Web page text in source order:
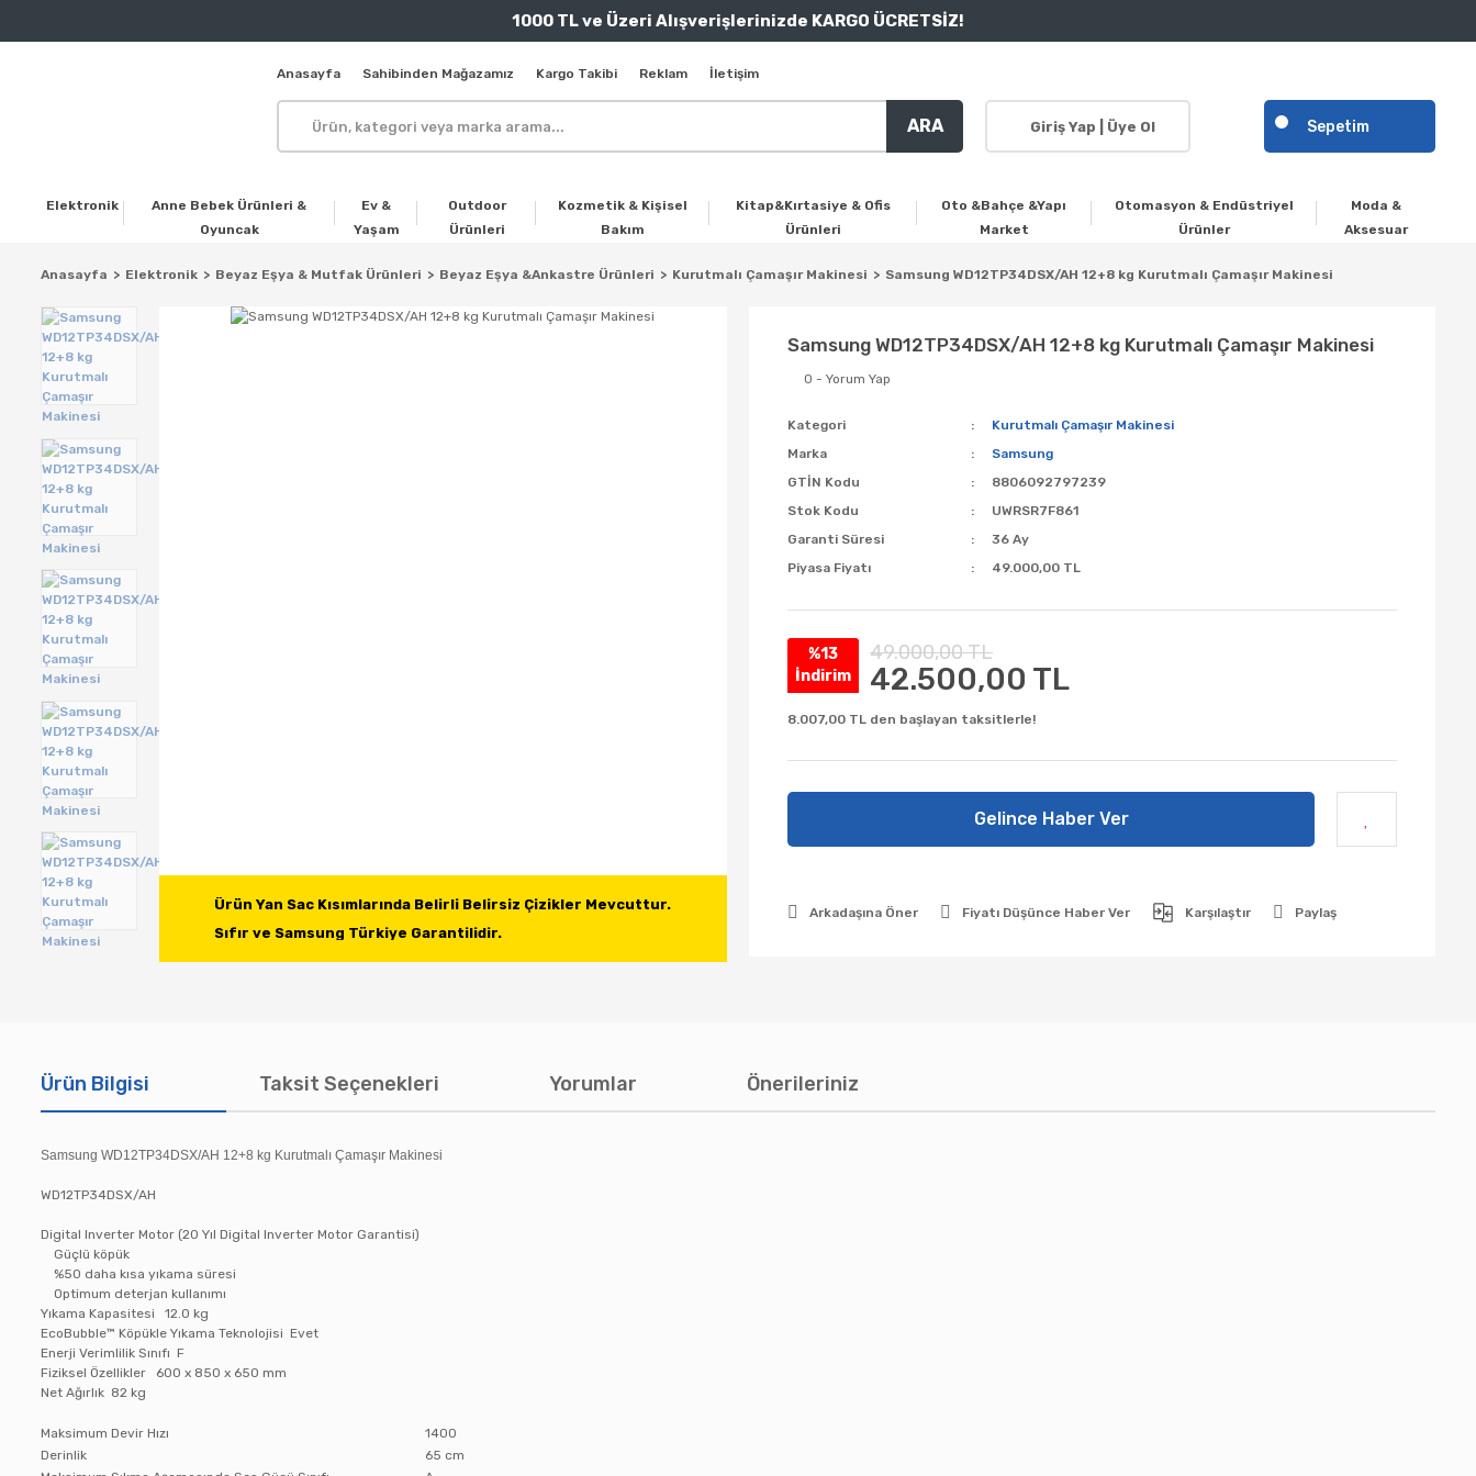
1000 TL ve Üzeri Alışverişlerinizde KARGO ÜCRETSİZ!
Anasayfa Sahibinden Mağazamız Kargo Takibi Reklam İletişim
ARA Giriş Yap | Üye Ol Sepetim
Elektronik
Anne Bebek Ürünleri &
Oyuncak
Ev &
Yaşam
Outdoor
Ürünleri
Kozmetik & Kişisel
Bakım
Kitap&Kırtasiye & Ofis
Ürünleri
Oto &Bahçe &Yapı
Market
Otomasyon & Endüstriyel
Ürünler
Moda &
Aksesuar
Anasayfa Elektronik Beyaz Eşya & Mutfak Ürünleri Beyaz Eşya &Ankastre Ürünleri Kurutmalı Çamaşır Makinesi Samsung WD12TP34DSX/AH 12+8 kg Kurutmalı Çamaşır Makinesi
Ürün Yan Sac Kısımlarında Belirli Belirsiz Çizikler Mevcuttur.
Sıfır ve Samsung Türkiye Garantilidir.
Samsung WD12TP34DSX/AH 12+8 kg Kurutmalı Çamaşır Makinesi
0 - Yorum Yap
Kategori
Kurutmalı Çamaşır Makinesi
Marka
Samsung
GTİN Kodu
8806092797239
Stok Kodu
UWRSR7F861
Garanti Süresi
36 Ay
Piyasa Fiyatı
49.000,00 TL
%13
İndirim
49.000,00 TL
42.500,00 TL
8.007,00 TL den başlayan taksitlerle!
Gelince Haber Ver
Arkadaşına Öner Fiyatı Düşünce Haber Ver Karşılaştır Paylaş
Ürün Bilgisi Taksit Seçenekleri Yorumlar Önerileriniz
Samsung WD12TP34DSX/AH 12+8 kg Kurutmalı Çamaşır Makinesi
WD12TP34DSX/AH
Digital Inverter Motor (20 Yıl Digital Inverter Motor Garantisi)
Güçlü köpük
%50 daha kısa yıkama süresi
Optimum deterjan kullanımı
Yıkama Kapasitesi 12.0 kg
EcoBubble™ Köpükle Yıkama Teknolojisi Evet
Enerji Verimlilik Sınıfı F
Fiziksel Özellikler 600 x 850 x 650 mm
Net Ağırlık 82 kg
Maksimum Devir Hızı
1400
Derinlik
65 cm